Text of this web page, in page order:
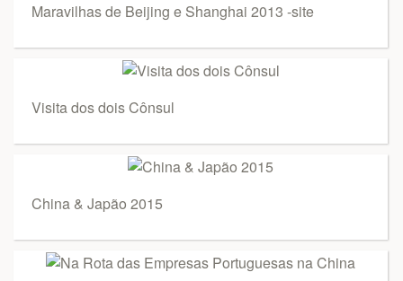
Maravilhas de Beijing e Shanghai 2013 -site
Visita dos dois Cônsul
China & Japão 2015